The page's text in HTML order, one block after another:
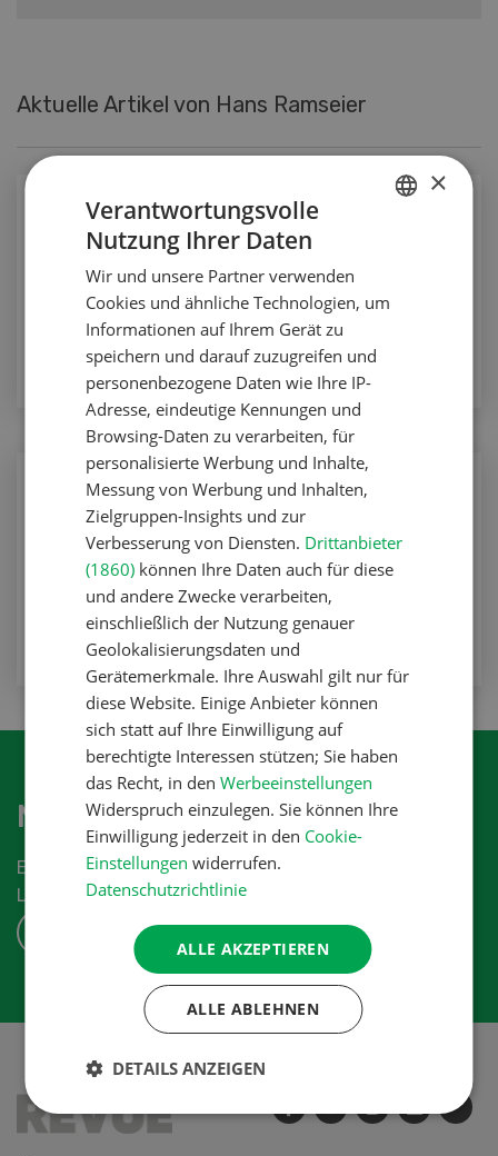
Aktuelle Artikel von Hans Ramseier
Pflanzenbau
Eine einmalige Tat gegen den Rapserdfloh
Pflanzenbau
ZUM ARTIKEL
Pflanzenbau
Schadschwellensysteme
Pflanzenbau
Newsletter abonnieren
Erhalten Sie die aktuellen News aus der
Landwirtschaftsbranche.
ABONNIEREN
×
Verantwortungsvolle
Nutzung Ihrer Daten
Wir und unsere Partner verwenden
Cookies und ähnliche Technologien, um
Informationen auf Ihrem Gerät zu
speichern und darauf zuzugreifen und
personenbezogene Daten wie Ihre IP-
Adresse, eindeutige Kennungen und
Browsing-Daten zu verarbeiten, für
personalisierte Werbung und Inhalte,
Messung von Werbung und Inhalten,
Zielgruppen-Insights und zur
Verbesserung von Diensten. Drittanbieter
(1860) können Ihre Daten auch für diese
und andere Zwecke verarbeiten,
einschließlich der Nutzung genauer
Geolokalisierungsdaten und
Gerätemerkmale. Ihre Auswahl gilt nur für
diese Website. Einige Anbieter können
sich statt auf Ihre Einwilligung auf
berechtigte Interessen stützen; Sie haben
das Recht, in denWerbeeinstellungen
Widerspruch einzulegen. Sie können Ihre
Einwilligung jederzeit in den Cookie-
Einstellungen widerrufen.
Datenschutzrichtlinie
ALLE AKZEPTIEREN
ALLE ABLEHNEN
DETAILS ANZEIGEN